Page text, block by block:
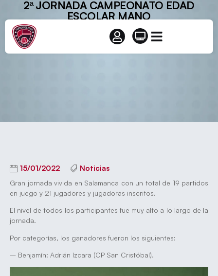
2ª JORNADA CAMPEONATO EDAD
ESCOLAR MANO
15/01/2022 Noticias
Gran jornada vivida en Salamanca con un total de 19 partidos
en juego y 21 jugadores y jugadoras inscritos.
El nivel de todos los participantes fue muy alto a lo largo de la
jornada.
Por categorías, los ganadores fueron los siguientes:
– Benjamín: Adrián Izcara (CP San Cristóbal).